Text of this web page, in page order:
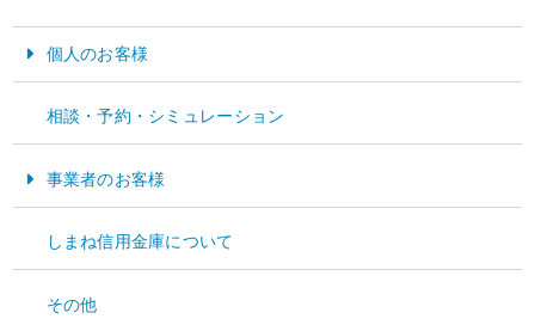
個人のお客様
お金をためる・そなえる
お金をかりる
相談・予約・シミュレーション
事業者のお客様
資金運用
資金調達
経営サポート
しまね信用金庫について
その他
②懸賞品：抽選で3,000円相当のグルメギフトカタログが当たります。
2026年7月31日(金)までの期間限定商品となっておりますので、ぜひこの機会にご検
討ください。